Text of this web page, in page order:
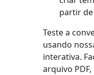
partir
Teste a
usando
interativa.
arquivo